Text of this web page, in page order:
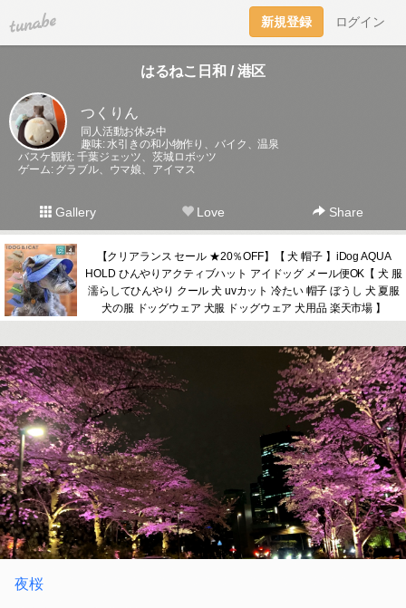
tuna.be 新規登録 ログイン
はるねこ日和 / 港区
つくりん
同人活動お休み中
趣味: 水引きの和小物作り、バイク、温泉
バスケ観戦: 千葉ジェッツ、茨城ロボッツ
ゲーム: グラブル、ウマ娘、アイマス
Gallery Love Share
【クリアランス セール ★20％OFF】【 犬 帽子 】iDog AQUA
HOLD ひんやりアクティブハット アイドッグ メール便OK【 犬 服
濡らしてひんやり クール 犬 uvカット 冷たい 帽子 ぼうし 犬 夏服
犬の服 ドッグウェア 犬服 ドッグウェア 犬用品 楽天市場 】
夜桜